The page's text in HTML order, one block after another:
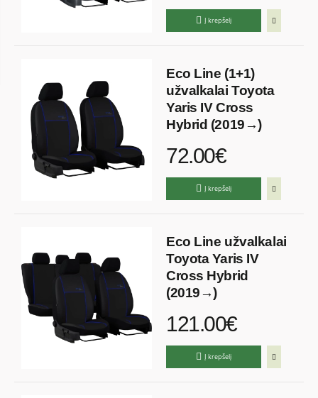
Į krepšelį
Eco Line (1+1)
užvalkalai Toyota
Yaris IV Cross
Hybrid (2019→)
72.00€
Į krepšelį
Eco Line užvalkalai
Toyota Yaris IV
Cross Hybrid
(2019→)
121.00€
Į krepšelį